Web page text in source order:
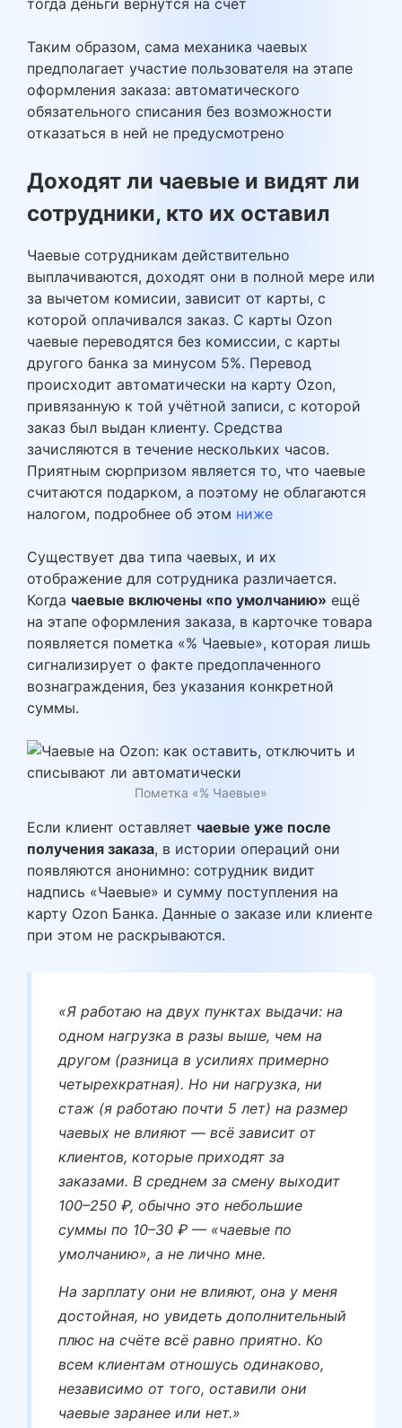
тогда деньги вернутся на счёт
Таким образом, сама механика чаевых
предполагает участие пользователя на этапе
оформления заказа: автоматического
обязательного списания без возможности
отказаться в ней не предусмотрено
Доходят ли чаевые и видят ли
сотрудники, кто их оставил
Чаевые сотрудникам действительно
выплачиваются, доходят они в полной мере или
за вычетом комисии, зависит от карты, с
которой оплачивался заказ. С карты Ozon
чаевые переводятся без комиссии, с карты
другого банка за минусом 5%. Перевод
происходит автоматически на карту Ozon,
привязанную к той учётной записи, с которой
заказ был выдан клиенту. Средства
зачисляются в течение нескольких часов.
Приятным сюрпризом является то, что чаевые
считаются подарком, а поэтому не облагаются
налогом, подробнее об этом ниже
Существует два типа чаевых, и их
отображение для сотрудника различается.
Когда чаевые включены «по умолчанию» ещё
на этапе оформления заказа, в карточке товара
появляется пометка «% Чаевые», которая лишь
сигнализирует о факте предоплаченного
вознаграждения, без указания конкретной
суммы.
Пометка «% Чаевые»
Если клиент оставляет чаевые уже после
получения заказа, в истории операций они
появляются анонимно: сотрудник видит
надпись «Чаевые» и сумму поступления на
карту Ozon Банка. Данные о заказе или клиенте
при этом не раскрываются.
«Я работаю на двух пунктах выдачи: на
одном нагрузка в разы выше, чем на
другом (разница в усилиях примерно
четырехкратная). Но ни нагрузка, ни
стаж (я работаю почти 5 лет) на размер
чаевых не влияют — всё зависит от
клиентов, которые приходят за
заказами. В среднем за смену выходит
100–250 ₽, обычно это небольшие
суммы по 10–30 ₽ — «чаевые по
умолчанию», а не лично мне.
На зарплату они не влияют, она у меня
достойная, но увидеть дополнительный
плюс на счёте всё равно приятно. Ко
всем клиентам отношусь одинаково,
независимо от того, оставили они
чаевые заранее или нет.»